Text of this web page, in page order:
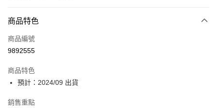
信用卡一次付款
超商取貨付款
Google Pay
全盈+PAY
商品特色
商品編號
9892555
商品特色
預計：2024/09 出貨
銷售重點